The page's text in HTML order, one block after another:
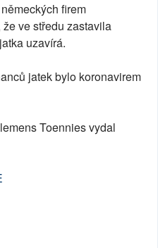
firem
ve středu zastavila
uzavírá.
jatek bylo koronavirem
Toennies vydal